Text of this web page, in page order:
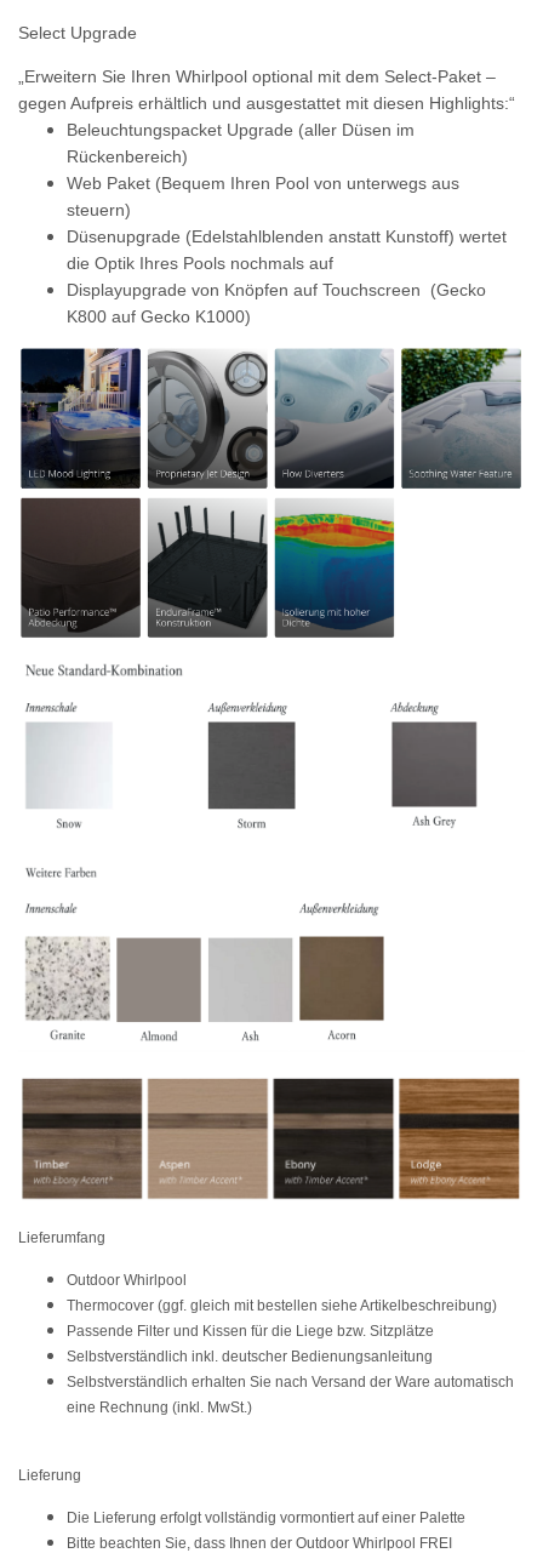
Select Upgrade
„Erweitern Sie Ihren Whirlpool optional mit dem Select-Paket –
gegen Aufpreis erhältlich und ausgestattet mit diesen Highlights:“
Beleuchtungspacket Upgrade (aller Düsen im
Rückenbereich)
Web Paket (Bequem Ihren Pool von unterwegs aus
steuern)
Düsenupgrade (Edelstahlblenden anstatt Kunstoff) wertet
die Optik Ihres Pools nochmals auf
Displayupgrade von Knöpfen auf Touchscreen (Gecko
K800 auf Gecko K1000)
Lieferumfang
Outdoor Whirlpool
Thermocover (ggf. gleich mit bestellen siehe Artikelbeschreibung)
Passende Filter und Kissen für die Liege bzw. Sitzplätze
Selbstverständlich inkl. deutscher Bedienungsanleitung
Selbstverständlich erhalten Sie nach Versand der Ware automatisch
eine Rechnung (inkl. MwSt.)
Lieferung
Die Lieferung erfolgt vollständig vormontiert auf einer Palette
Bitte beachten Sie, dass Ihnen der Outdoor Whirlpool FREI
Wir nutzen Cookies auf unserer Website. Einige von diesen
sind essenziell, während andere uns helfen, diese Website
und Ihre Erfahrung zu verbessern. Weitere Informationen zu
den von uns verwendeten Cookies und Ihren Rechten als
Nutzer finden Sie hier:
Daten­schutz­erklärung
Impressum
Funktional